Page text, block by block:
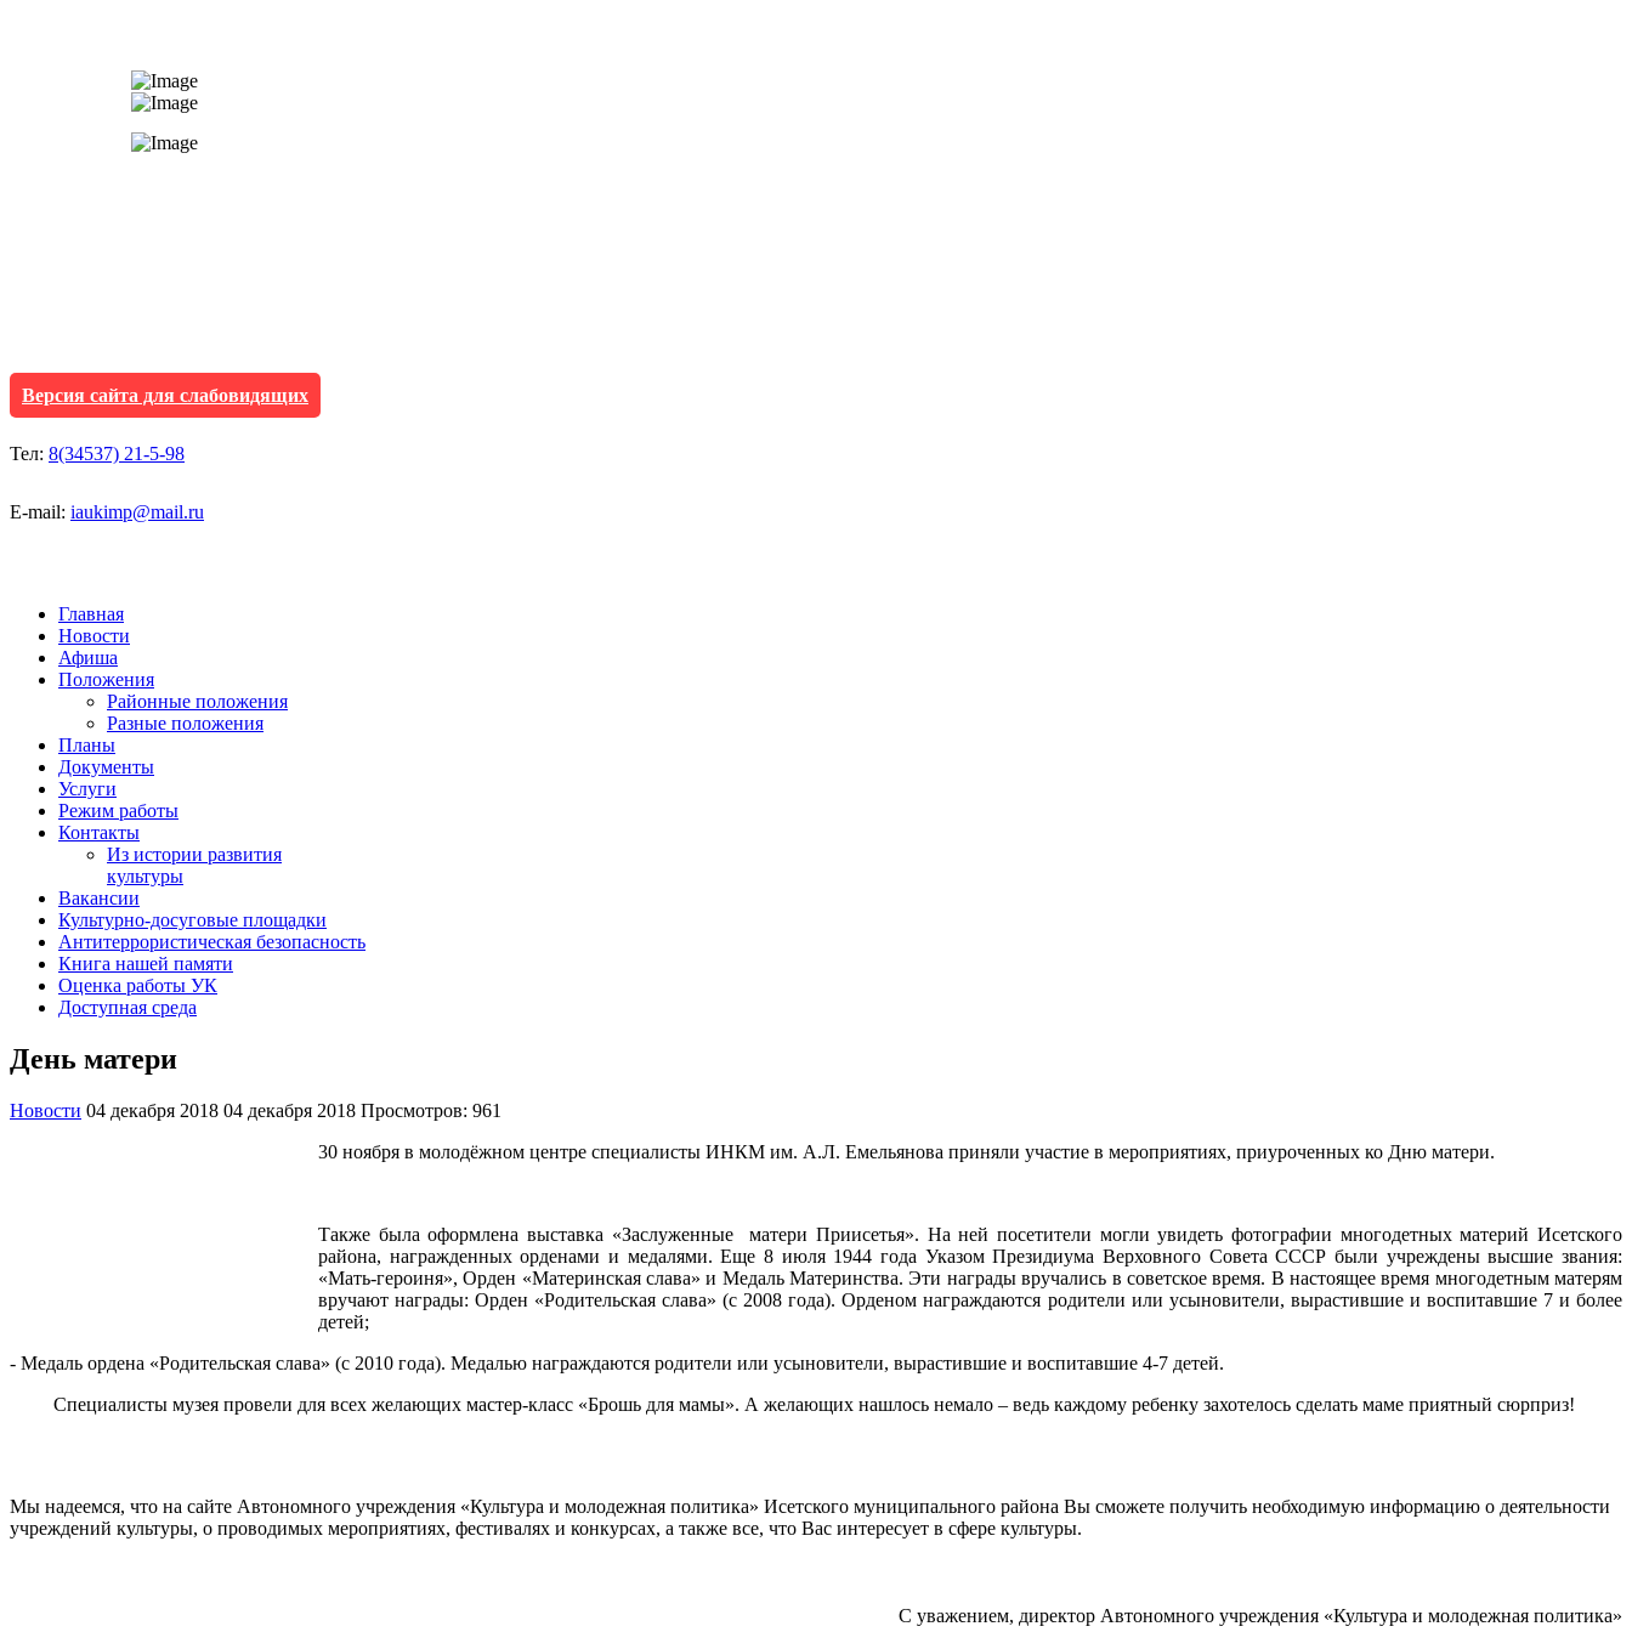
Версия сайта для слабовидящих
Тел: 8(34537) 21-5-98
E-mail: iaukimp@mail.ru
Главная
Новости
Афиша
Положения
Районные положения
Разные положения
Планы
Документы
Услуги
Режим работы
Контакты
Из истории развития
культуры
Вакансии
Культурно-досуговые площадки
Антитеррористическая безопасность
Книга нашей памяти
Оценка работы УК
Доступная среда
День матери
Новости 04 декабря 2018 04 декабря 2018 Просмотров: 961
30 ноября в молодёжном центре специалисты ИНКМ им. А.Л. Емельянова приняли участие в мероприятиях, приуроченных ко Дню матери.
Также была оформлена выставка «Заслуженные матери Приисетья». На ней посетители могли увидеть фотографии многодетных материй Исетского
района, награжденных орденами и медалями. Еще 8 июля 1944 года Указом Президиума Верховного Совета СССР были учреждены высшие звания:
«Мать-героиня», Орден «Материнская слава» и Медаль Материнства. Эти награды вручались в советское время. В настоящее время многодетным матерям
вручают награды: Орден «Родительская слава» (с 2008 года). Орденом награждаются родители или усыновители, вырастившие и воспитавшие 7 и более
детей;
- Медаль ордена «Родительская слава» (с 2010 года). Медалью награждаются родители или усыновители, вырастившие и воспитавшие 4-7 детей.
Специалисты музея провели для всех желающих мастер-класс «Брошь для мамы». А желающих нашлось немало – ведь каждому ребенку захотелось сделать маме приятный сюрприз!
Мы надеемся, что на сайте Автономного учреждения «Культура и молодежная политика» Исетского муниципального района Вы сможете получить необходимую информацию о деятельности
учреждений культуры, о проводимых мероприятиях, фестивалях и конкурсах, а также все, что Вас интересует в сфере культуры.
С уважением, директор Автономного учреждения «Культура и молодежная политика»